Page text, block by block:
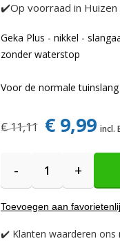
✔️Op voorraad in
Geka Plus - nikkel -
zonder waterstop
Voor de normale
€ 9,99
€ 11,11
- +
Toevoegen aan
✔️ Klanten waarderen ons